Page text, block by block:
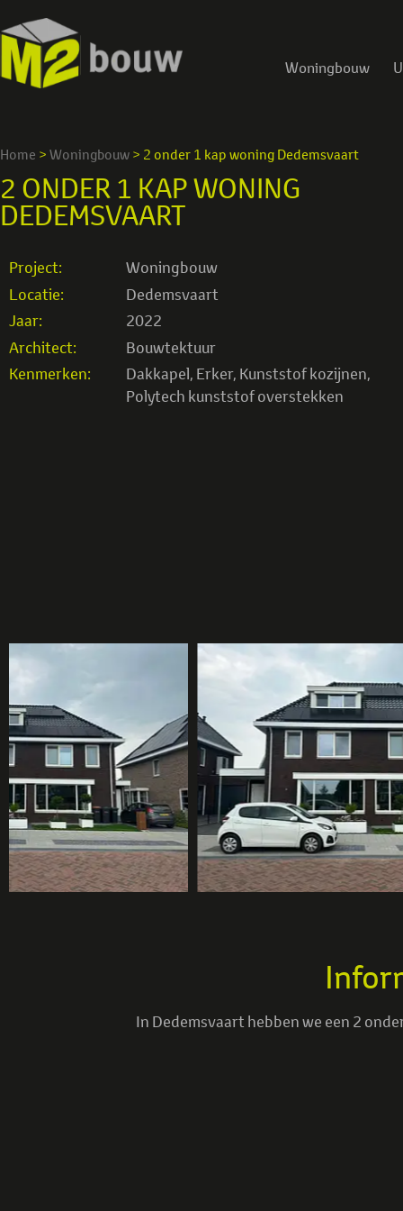
Woningbouw
Home > Woningbouw > 2 onder 1 kap woning Dedemsvaart
2 ONDER 1 KAP WONING
DEDEMSVAART
Project:
Woningbouw
Locatie:
Dedemsvaart
Jaar:
2022
Architect:
Bouwtektuur
Kenmerken:
Dakkapel, Erker, Kunststof kozijnen,
Polytech kunststof overstekken
In Dedemsvaart hebben we een 2